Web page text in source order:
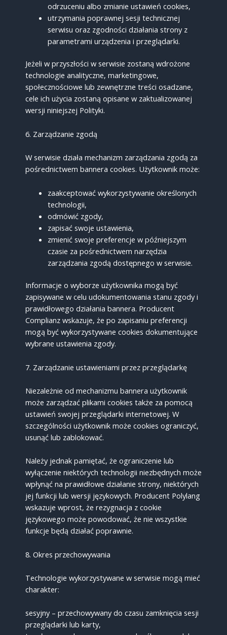
odrzuceniu albo zmianie ustawień cookies,
utrzymania poprawnej sesji technicznej
serwisu oraz zgodności działania strony z
parametrami urządzenia i przeglądarki.
Jeżeli w przyszłości w serwisie zostaną wdrożone
technologie analityczne, marketingowe,
społecznościowe lub zewnętrzne treści osadzane,
cele ich użycia zostaną opisane w zaktualizowanej
wersji niniejszej Polityki.
6. Zarządzanie zgodą
W serwisie działa mechanizm zarządzania zgodą za
pośrednictwem bannera cookies. Użytkownik może:
zaakceptować wykorzystywanie określonych
technologii,
odmówić zgody,
zapisać swoje ustawienia,
zmienić swoje preferencje w późniejszym
czasie za pośrednictwem narzędzia
zarządzania zgodą dostępnego w serwisie.
Informacje o wyborze użytkownika mogą być
zapisywane w celu udokumentowania stanu zgody i
prawidłowego działania bannera. Producent
Complianz wskazuje, że po zapisaniu preferencji
mogą być wykorzystywane cookies dokumentujące
wybrane ustawienia zgody.
7. Zarządzanie ustawieniami przez przeglądarkę
Niezależnie od mechanizmu bannera użytkownik
może zarządzać plikami cookies także za pomocą
ustawień swojej przeglądarki internetowej. W
szczególności użytkownik może cookies ograniczyć,
usunąć lub zablokować.
Należy jednak pamiętać, że ograniczenie lub
wyłączenie niektórych technologii niezbędnych może
wpłynąć na prawidłowe działanie strony, niektórych
jej funkcji lub wersji językowych. Producent Polylang
wskazuje wprost, że rezygnacja z cookie
językowego może powodować, że nie wszystkie
funkcje będą działać poprawnie.
8. Okres przechowywania
Technologie wykorzystywane w serwisie mogą mieć
charakter:
sesyjny – przechowywany do czasu zamknięcia sesji
przeglądarki lub karty,